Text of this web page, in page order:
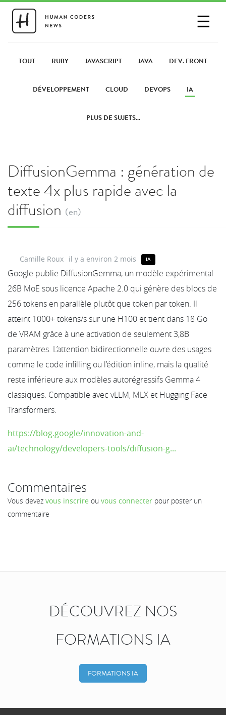
☰
PARTAGER UN LIEN
TOUT RUBY JAVASCRIPT JAVA DEV. FRONT
DÉVELOPPEMENT CLOUD DEVOPS IA
PLUS DE SUJETS...
DiffusionGemma : génération de
texte 4x plus rapide avec la
diffusion (en)
Camille Roux il y a environ 2 mois IA
Google publie DiffusionGemma, un modèle expérimental
26B MoE sous licence Apache 2.0 qui génère des blocs de
256 tokens en parallèle plutôt que token par token. Il
atteint 1000+ tokens/s sur une H100 et tient dans 18 Go
de VRAM grâce à une activation de seulement 3,8B
paramètres. L’attention bidirectionnelle ouvre des usages
comme le code infilling ou l’édition inline, mais la qualité
reste inférieure aux modèles autorégressifs Gemma 4
classiques. Compatible avec vLLM, MLX et Hugging Face
Transformers.
https://blog.google/innovation-and-
ai/technology/developers-tools/diffusion-g...
Commentaires
Vous devez vous inscrire ou vous connecter pour poster un
commentaire
DÉCOUVREZ NOS
FORMATIONS IA
FORMATIONS IA